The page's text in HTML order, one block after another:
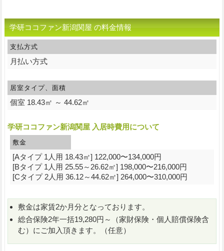
学研ココファン新潟関屋 の料金情報
支払方式
月払い方式
居室タイプ、面積
個室 18.43㎡ ～ 44.62㎡
学研ココファン新潟関屋 入居時費用について
敷金
[Aタイプ 1人用 18.43㎡] 122,000〜134,000円
[Bタイプ 1人用 25.55～26.62㎡] 198,000〜216,000円
[Cタイプ 2人用 36.12～44.62㎡] 264,000〜310,000円
敷金は家賃2か月分となっております。
総合保険2年一括19,280円～（家財保険・個人賠償保険含
む）にご加入頂きます。（任意）